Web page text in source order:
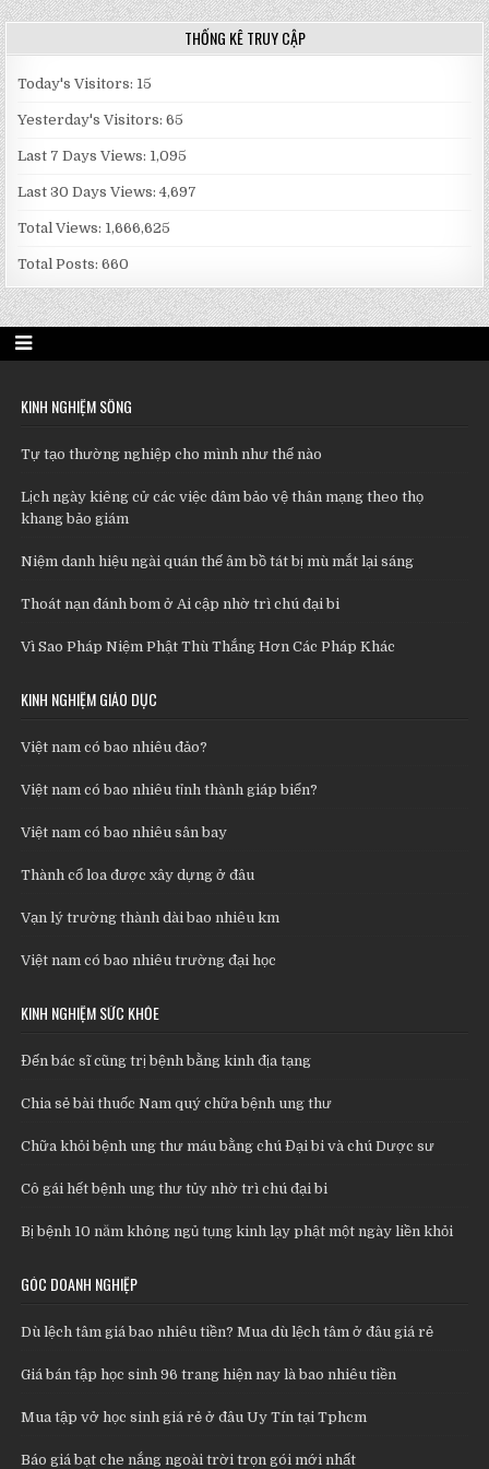
THỐNG KÊ TRUY CẬP
Today's Visitors: 15
Yesterday's Visitors:65
Last 7 Days Views: 1,095
Last 30 Days Views:4,697
Total Views: 1,666,625
Total Posts:660
KINH NGHIỆM SỐNG
Tự tạo thường nghiệp cho mình như thế nào
Lịch ngày kiêng cử các việc dâm bảo vệ thân mạng theo thọ
khang bảo giám
Niệm danh hiệu ngài quán thế âm bồ tát bị mù mắt lại sáng
Thoát nạn đánh bom ở Ai cập nhờ trì chú đại bi
Vì Sao Pháp Niệm Phật Thù Thắng Hơn Các Pháp Khác
KINH NGHIỆM GIÁO DỤC
Việt nam có bao nhiêu đảo?
Việt nam có bao nhiêu tỉnh thành giáp biển?
Việt nam có bao nhiêu sân bay
Thành cổ loa được xây dựng ở đâu
Vạn lý trường thành dài bao nhiêu km
Việt nam có bao nhiêu trường đại học
KINH NGHIỆM SỨC KHỎE
Đến bác sĩ cũng trị bệnh bằng kinh địa tạng
Chia sẻ bài thuốc Nam quý chữa bệnh ung thư
Chữa khỏi bệnh ung thư máu bằng chú Đại bi và chú Dược sư
Cô gái hết bệnh ung thư tủy nhờ trì chú đại bi
Bị bệnh 10 năm không ngủ tụng kinh lạy phật một ngày liền khỏi
GÓC DOANH NGHIỆP
Dù lệch tâm giá bao nhiêu tiền? Mua dù lệch tâm ở đâu giá rẻ
Giá bán tập học sinh 96 trang hiện nay là bao nhiêu tiền
Mua tập vở học sinh giá rẻ ở đâu Uy Tín tại Tphcm
Báo giá bạt che nắng ngoài trời trọn gói mới nhất